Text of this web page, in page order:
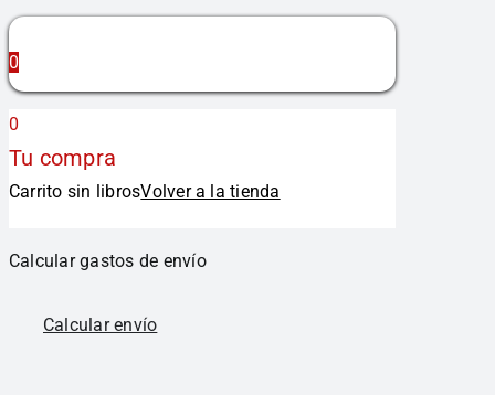
0
0
Tu compra
Carrito sin librosVolver a la tienda
Calcular gastos de envío
Calcular envío